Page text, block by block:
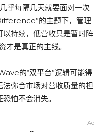
每隔几天就要面对一次
的主题下，管理
以持续，低营收只是暂时阵
才是真正的主线。
的“双平台”逻辑可能得
弥合市场对营收质量的担
怕不会消失。
Ad